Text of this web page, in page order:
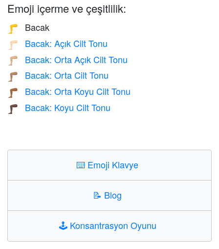
Emoji içerme ve çeşitlilik:
🦵 Bacak
🦵🏻 Bacak: Açık Cilt Tonu
🦵🏼 Bacak: Orta Açık Cilt Tonu
🦵🏽 Bacak: Orta Cilt Tonu
🦵🏾 Bacak: Orta Koyu Cilt Tonu
🦵🏿 Bacak: Koyu Cilt Tonu
⌨️ Emoji Klavye
📝 Blog
🕹️ Konsantrasyon Oyunu